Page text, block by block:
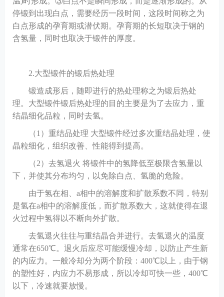
停锻到出现白点，需要经历一段时间，这段时间称之为
白点形成的孕育期或潜伏期。孕育期的长短取决于钢的
含氢量，同时也取决于锻件的厚度。
2.大型锻件的锻后热处理
锻造成形后，随即进行的热处理称之为锻后热处
理。大型锻件锻后热处理的目的主要是为了去应力，重
结晶细化品粒，同时去氢。
（1）重结品处理 大型锻件经过多次重结晶处理，使
晶粒细化，组织改善、性能得到提高。
（2）去氢退火 将锻件中的氢降低至极限含氢量以
下，并使其分布均匀，以免除白点、氢脆的危险。
由于氢在相、 a相中的溶解度和扩散系数不同，特别
是氢在a相中的溶解度低，而扩散系数大，这就使得在退
火过程中氢得以不断向外扩散。
去氢退火往往与重结晶合并进行。去氢退火的温度
通常在650℃。退火后应尽可能缓慢冷却，以防止产生新
的内应力。一般冷却分为两个阶段：400℃以上，由于钢
的塑性好，内应力不易形成，所以冷却可快一些，400℃
以下，冷速就要放慢。